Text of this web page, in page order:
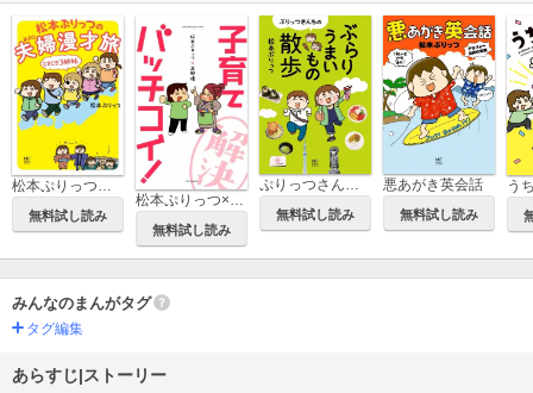
無料試し読み
松本ぷりっつ×高野優 子育てバッチコイ！
無料試し読み
ぷりっつさんちのぶらりうまいもの散歩
無料試し読み
悪あがき英会話
無料試し読み
う
みんなのまんがタグ
タグ編集
あらすじ|ストーリー